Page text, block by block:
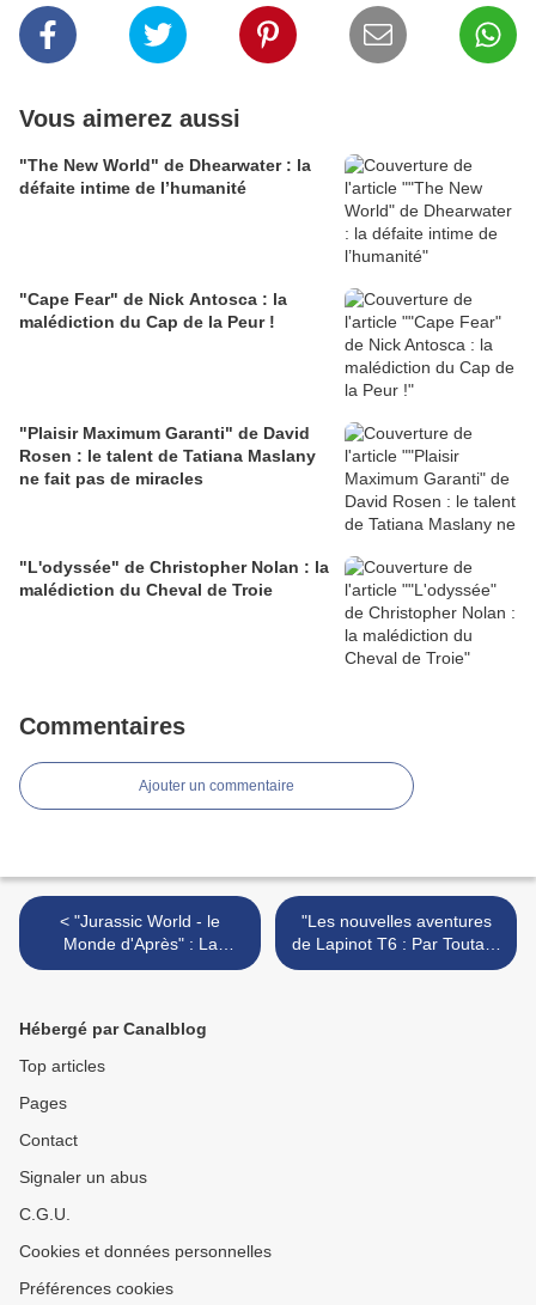
Vous aimerez aussi
"The New World" de Dhearwater : la
défaite intime de l’humanité
"Cape Fear" de Nick Antosca : la
malédiction du Cap de la Peur !
"Plaisir Maximum Garanti" de David
Rosen : le talent de Tatiana Maslany
ne fait pas de miracles
"L'odyssée" de Christopher Nolan : la
malédiction du Cheval de Troie
Commentaires
Ajouter un commentaire
< "Jurassic World - le
Monde d'Après" : La
disparition d'un dinosaure,
"Les nouvelles aventures
de Lapinot T6 : Par Toutatis
!" de Trondheim : Ceci n’est
Hébergé par Canalblog
Top articles
Pages
Contact
Signaler un abus
C.G.U.
Cookies et données personnelles
Préférences cookies